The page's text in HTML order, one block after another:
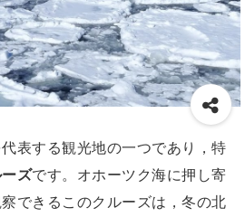
表する観光地の一つであり，特
ズです。オホーツク海に押し寄
できるこのクルーズは，冬の北